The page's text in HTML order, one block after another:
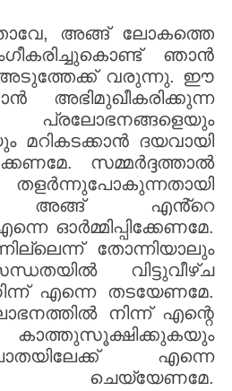
അങ്ങ് ലോകത്തെ
ഞാൻ
വരുന്നു. ഈ
അഭിമുഖീകരിക്കുന്ന
മറികടക്കാൻ ദയവായി
സമ്മർദ്ദത്താൽ
അങ്ങ് എൻ്റെ
ഓർമ്മിപ്പിക്കേണമേ.
തോന്നിയാലും
വിട്ടുവീഴ്ച
എന്നെ തടയേണമേ.
നിന്ന് എന്റെ
എന്നെ
ചെയ്യേണമേ.